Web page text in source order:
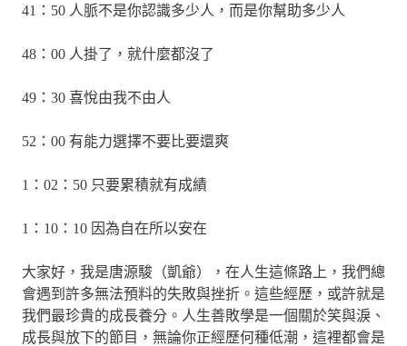
41：50 人脈不是你認識多少人，而是你幫助多少人
48：00 人掛了，就什麼都沒了
49：30 喜悅由我不由人
52：00 有能力選擇不要比要還爽
1：02：50 只要累積就有成績
1：10：10 因為自在所以安在
大家好，我是唐源駿（凱爺），在人生這條路上，我們總
會遇到許多無法預料的失敗與挫折。這些經歷，或許就是
我們最珍貴的成長養分。人生善敗學是一個關於笑與淚、
成長與放下的節目，無論你正經歷何種低潮，這裡都會是